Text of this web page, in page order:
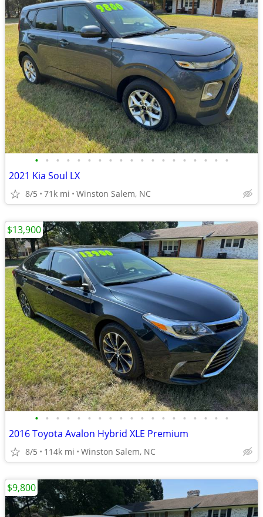
• • • • • • • • • • • • • • • • • • •
2021 Kia Soul LX
8/5 71k mi Winston Salem, NC
• • • • • • • • • • • • • • • • • • •
2016 Toyota Avalon Hybrid XLE Premium
8/5 114k mi Winston Salem, NC
$13,900
$9,800